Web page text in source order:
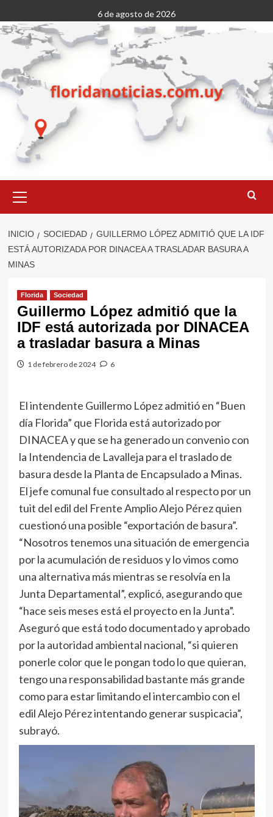
al
contenido
6 de agosto de 2026
primario
INICIO SOCIEDAD
GUILLERMO LÓPEZ ADMITIÓ QUE LA IDF
ESTÁ AUTORIZADA POR DINACEA A TRASLADAR BASURA A
MINAS
Florida Sociedad
Guillermo López admitió que la
IDF está autorizada por DINACEA
a trasladar basura a Minas
1 de febrero de 2024 6
El intendente Guillermo López admitió en “Buen
día Florida” que Florida está autorizado por
DINACEA y que se ha generado un convenio con
la Intendencia de Lavalleja para el traslado de
basura desde la Planta de Encapsulado a Minas.
El jefe comunal fue consultado al respecto por un
tuit del edil del Frente Amplio Alejo Pérez quien
cuestionó una posible “exportación de basura”.
“Nosotros tenemos una situación de emergencia
por la acumulación de residuos y lo vimos como
una alternativa más mientras se resolvía en la
Junta Departamental”, explicó, asegurando que
“hace seis meses está el proyecto en la Junta”.
Aseguró que está todo documentado y aprobado
por la autoridad ambiental nacional, “si quieren
ponerle color que le pongan todo lo que quieran,
tengo una responsabilidad bastante más grande
como para estar limitando el intercambio con el
edil Alejo Pérez intentando generar suspicacia”,
subrayó.